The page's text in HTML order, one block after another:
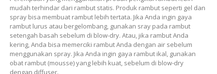
mudah terhindar dari rambut statis. Produk rambut seperti gel dan
spray bisa membuat rambut lebih tertata. Jika Anda ingin gaya
rambut lurus atau bergelombang, gunakan sray pada rambut
setengah basah sebelum di blow-dry. Atau, jika rambut Anda
kering, Anda bisa memerciki rambut Anda dengan air sebelum
menggunakan spray. Jika Anda ingin gaya rambut ikal, gunakan
obat rambut (mousse) yang lebih kuat, sebelum di blow-dry
dengan diffuser.